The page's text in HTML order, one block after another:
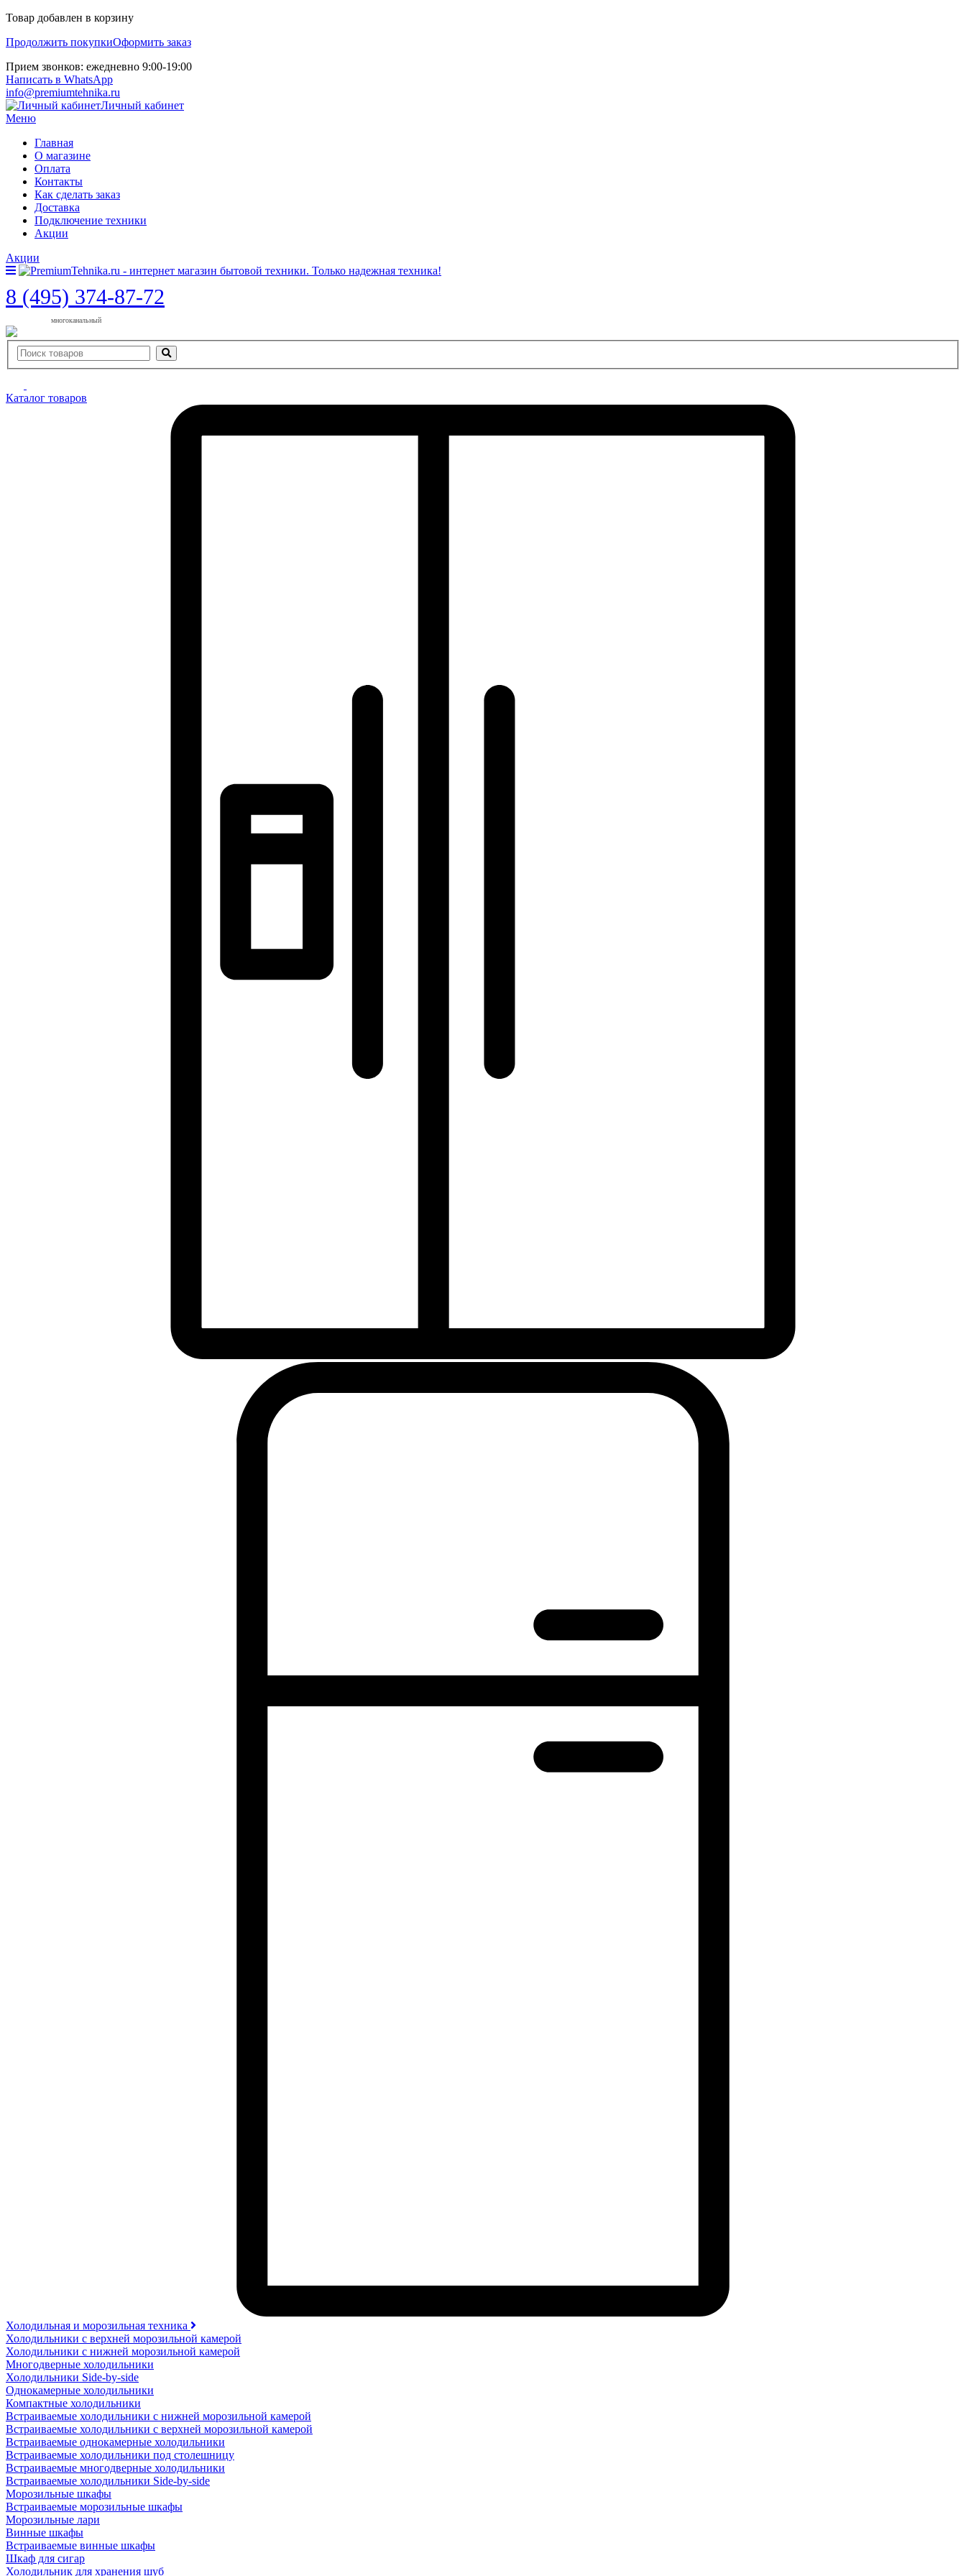
Товар добавлен в корзину
Продолжить покупкиОформить заказ
Прием звонков: ежедневно 9:00-19:00
Написать в WhatsApp
info@premiumtehnika.ru
Личный кабинет
Меню
Главная
О магазине
Оплата
Контакты
Как сделать заказ
Доставка
Подключение техники
Акции
Акции
8 (495) 374-87-72
многоканальный
Каталог товаров
Холодильная и морозильная техника
Холодильники с верхней морозильной камерой
Холодильники с нижней морозильной камерой
Многодверные холодильники
Холодильники Side-by-side
Однокамерные холодильники
Компактные холодильники
Встраиваемые холодильники с нижней морозильной камерой
Встраиваемые холодильники с верхней морозильной камерой
Встраиваемые однокамерные холодильники
Встраиваемые холодильники под столешницу
Встраиваемые многодверные холодильники
Встраиваемые холодильники Side-by-side
Морозильные шкафы
Встраиваемые морозильные шкафы
Морозильные лари
Винные шкафы
Встраиваемые винные шкафы
Шкаф для сигар
Холодильник для хранения шуб